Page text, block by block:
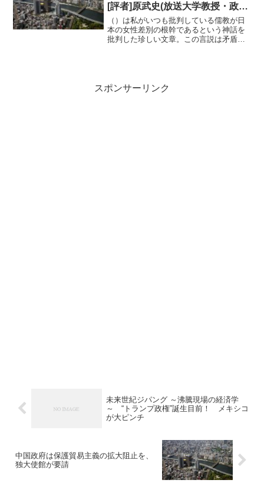
[評者]原武史(放送大学教授・政治
思想史)
（）は私がいつも批判している儒教が日
本の女性差別の根幹であるという神話を
批判した珍しい文章。この言説は矛盾に
スポンサーリンク
未来世紀ジパング ～沸騰現場の経済学
～ “トランプ政権”誕生目前！ メキシコ
が大ピンチ
中国政府は保護貿易主義の拡大阻止を、
独大使館が要請